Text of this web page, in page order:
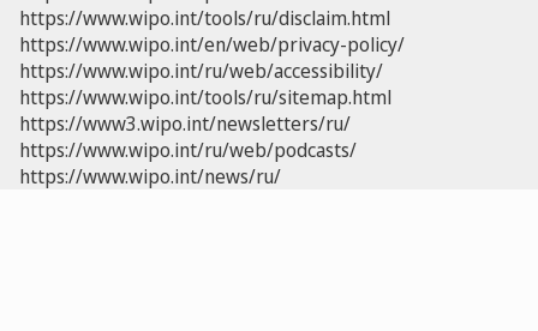
https://www.wipo.int/tools/ru/disclaim.html
https://www.wipo.int/en/web/privacy-policy/
https://www.wipo.int/ru/web/accessibility/
https://www.wipo.int/tools/ru/sitemap.html
https://www3.wipo.int/newsletters/ru/
https://www.wipo.int/ru/web/podcasts/
https://www.wipo.int/news/ru/